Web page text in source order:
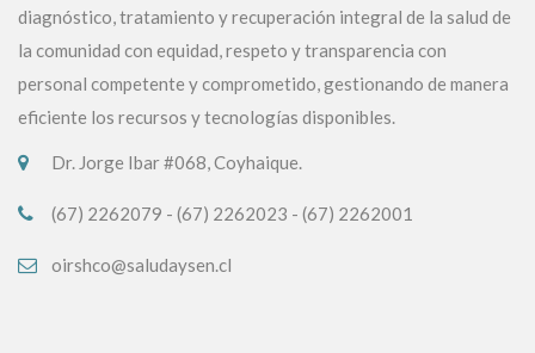
diagnóstico, tratamiento y recuperación integral de la salud de
la comunidad con equidad, respeto y transparencia con
personal competente y comprometido, gestionando de manera
eficiente los recursos y tecnologías disponibles.
Dr. Jorge Ibar #068, Coyhaique.
(67) 2262079 - (67) 2262023 - (67) 2262001
oirshco@saludaysen.cl